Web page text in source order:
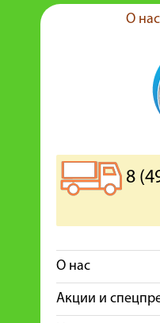
О нас
8
О нас
Акции и